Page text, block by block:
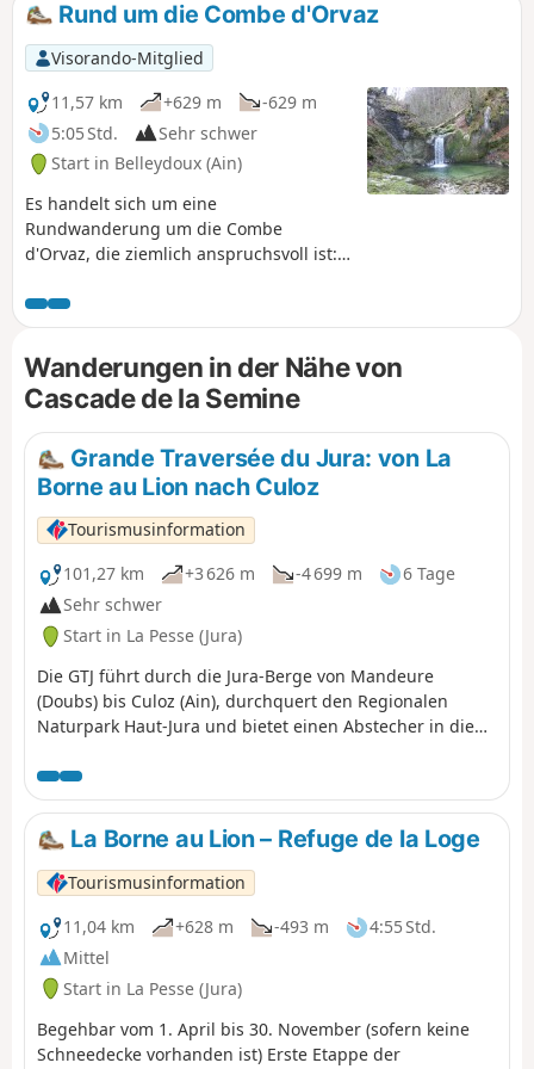
Rund um die Combe d'Orvaz
Visorando-Mitglied
11,57 km
+629 m
-629 m
5:05 Std.
Sehr schwer
Start in Belleydoux (Ain)
Es handelt sich um eine
Rundwanderung um die Combe
d'Orvaz, die ziemlich anspruchsvoll ist:
sind die Umgebung des Flusses Sémine
und seiner Wasserfälle, das Plateau um
die Combe d'Évuaz und anschließend
die Roches d'Orvaz und ihr Kar.
Wanderungen in der Nähe von
Cascade de la Semine
Grande Traversée du Jura: von La
Borne au Lion nach Culoz
Tourismusinformation
101,27 km
+3 626 m -4 699 m
6 Tage
Sehr schwer
Start in La Pesse (Jura)
Die GTJ führt durch die Jura-Berge von Mandeure
(Doubs) bis Culoz (Ain), durchquert den Regionalen
Naturpark Haut-Jura und bietet einen Abstecher in die
zweiten Hälfte der Strecke. Die 2004 eingeweihte GTJ
folgt auf einer Länge von 400 km den Fernwanderwegen
GR®5, GR®9 und GR® de Pays. Sie schlängelt sich über
die Bergrücken, führt an Seen entlang und taucht aus
den Wäldern auf – eine Route, die für jedermann
zugänglich ist und keine besonderen Schwierigkeiten
bereitet. Sie lässt sich in 2- bis 3-tägige Etappen für
Familien aufteilen oder als Kompletttour in 15 bis 20
Tagen bewältigen. Die Route verläuft im Herzen des
Regionalen Naturparks Haut-Jura und des Nationalen
Naturschutzgebiets Haute Chaîne du Jura: ein
Schutzgebiet, das mit Respekt zu durchwandern ist.
La Borne au Lion – Refuge de la Loge
Tourismusinformation
11,04 km
+628 m -493 m
4:55 Std.
Mittel
Start in La Pesse (Jura)
Begehbar vom 1. April bis 30. November (sofern keine
Schneedecke vorhanden ist) Erste Etappe der